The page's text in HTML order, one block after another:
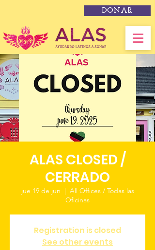
DONAR
ALAS CLOSED /
CERRADO
jue 19 de jun
  |
All Offices / Todas las
Oficinas
Registration is closed
See other events